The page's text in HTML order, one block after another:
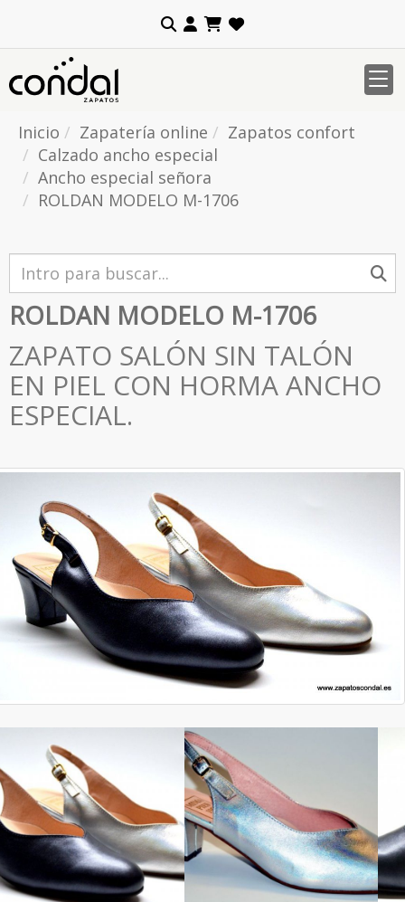
Inicio Zapatería online
Zapatos confort
Calzado ancho especial
Ancho especial señora
ROLDAN MODELO M-1706
ROLDAN MODELO M-1706
ZAPATO SALÓN SIN TALÓN
EN PIEL CON HORMA ANCHO
ESPECIAL.